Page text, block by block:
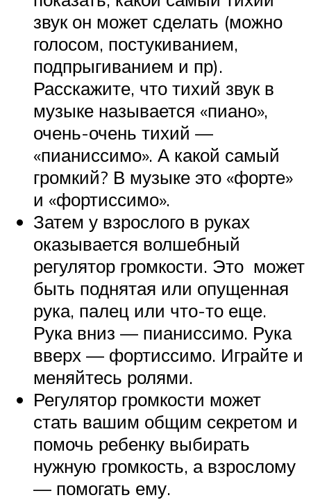
звук он может сделать (можно
голосом, постукиванием,
подпрыгиванием и пр).
Расскажите, что тихий звук в
музыке называется «пиано»,
очень-очень тихий —
«пианиссимо». А какой самый
громкий? В музыке это «форте»
и «фортиссимо».
Затем у взрослого в руках
оказывается волшебный
регулятор громкости. Это может
быть поднятая или опущенная
рука, палец или что-то еще.
Рука вниз — пианиссимо. Рука
вверх — фортиссимо. Играйте и
меняйтесь ролями.
Регулятор громкости может
стать вашим общим секретом и
помочь ребенку выбирать
нужную громкость, а взрослому
— помогать ему.